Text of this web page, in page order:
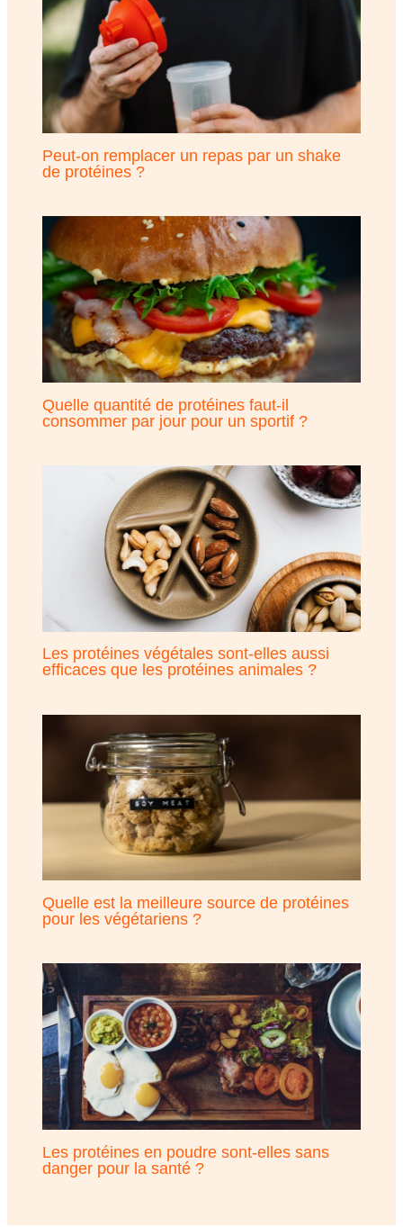
Peut-on remplacer un repas par un shake
de protéines ?
Quelle quantité de protéines faut-il
consommer par jour pour un sportif ?
Les protéines végétales sont-elles aussi
efficaces que les protéines animales ?
Quelle est la meilleure source de protéines
pour les végétariens ?
Les protéines en poudre sont-elles sans
danger pour la santé ?